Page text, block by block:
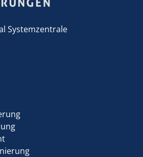
Systemzentrale